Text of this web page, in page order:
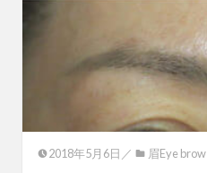
2018年5月6日／ 眉Eye brow